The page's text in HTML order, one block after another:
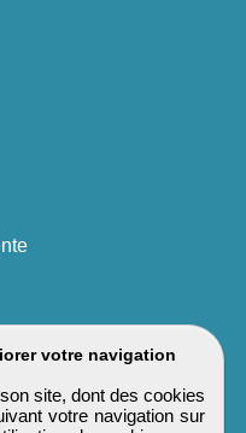
votre navigation
site, dont des cookies
votre navigation sur